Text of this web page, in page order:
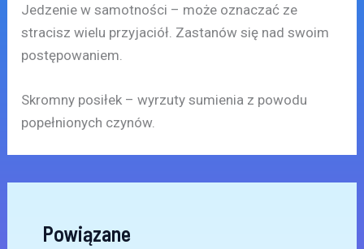
Jedzenie w samotności – może oznaczać ze
stracisz wielu przyjaciół. Zastanów się nad swoim
postępowaniem.
Skromny posiłek – wyrzuty sumienia z powodu
popełnionych czynów.
Powiązane